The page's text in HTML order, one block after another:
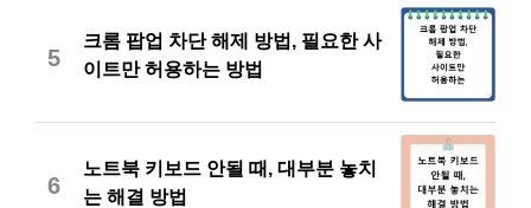
5
크롬 팝업 차단 해제 방법, 필요한 사
이트만 허용하는 방법
6
노트북 키보드 안될 때, 대부분 놓치
는 해결 방법